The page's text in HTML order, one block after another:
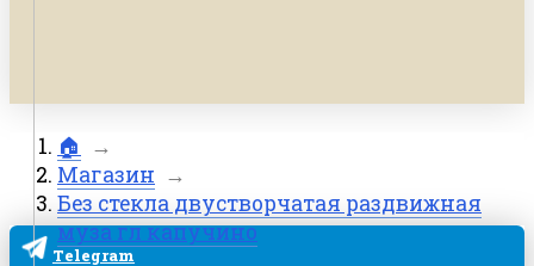
🏠
→
Магазин →
Без стекла двустворчатая раздвижная
муза гл капучино
Telegram